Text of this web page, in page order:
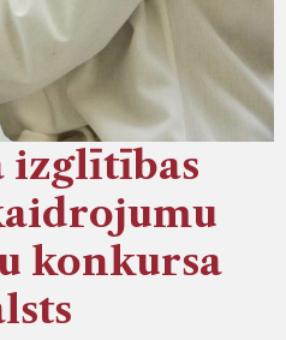
izglītības
konkursa